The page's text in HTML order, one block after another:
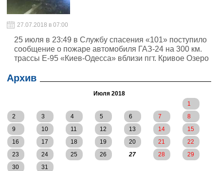
27.07.2018 в 07:00
25 июля в 23:49 в Службу спасения «101» поступило
сообщение о пожаре автомобиля ГАЗ-24 на 300 км.
трассы Е-95 «Киев-Одесса» вблизи пгт. Кривое Озеро
Архив
Июля 2018
1
2
3 4 5 6 7
8
9
10 11 12 13 14
15
16
17 18 19 20 21
22
23
24 25 26 27 28
29
30
31